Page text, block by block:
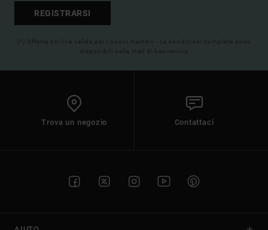
REGISTRARSI
(*) Offerta on-line valida per i nuovi membri - Le condizioni complete sono
disponibili nella mail di benvenuto
Trova un negozio Contattaci